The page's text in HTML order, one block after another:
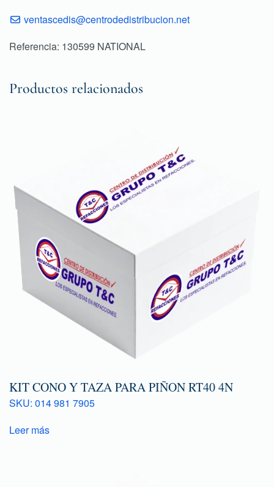
ventascedis@centrodedistribucion.net
Referencia: 130599 NATIONAL
Productos relacionados
KIT CONO Y TAZA PARA PIÑON RT40 4N
SKU: 014 981 7905
Leer más